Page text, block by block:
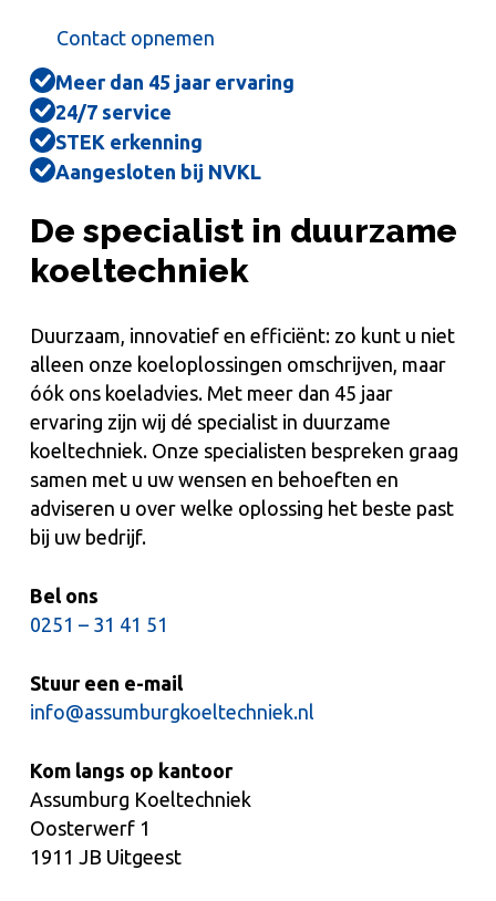
Contact opnemen
Meer dan 45 jaar ervaring
24/7 service
STEK erkenning
Aangesloten bij NVKL
De specialist in duurzame
koeltechniek
Duurzaam, innovatief en efficiënt: zo kunt u niet
alleen onze koeloplossingen omschrijven, maar
óók ons koeladvies. Met meer dan 45 jaar
ervaring zijn wij dé specialist in duurzame
koeltechniek. Onze specialisten bespreken graag
samen met u uw wensen en behoeften en
adviseren u over welke oplossing het beste past
bij uw bedrijf.
Bel ons
0251 – 31 41 51
Stuur een e-mail
info@assumburgkoeltechniek.nl
Kom langs op kantoor
Assumburg Koeltechniek
Oosterwerf 1
1911 JB Uitgeest